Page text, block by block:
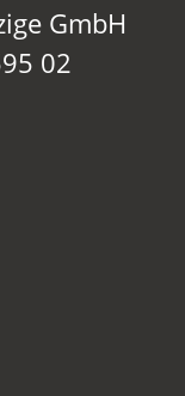
GmbH
02